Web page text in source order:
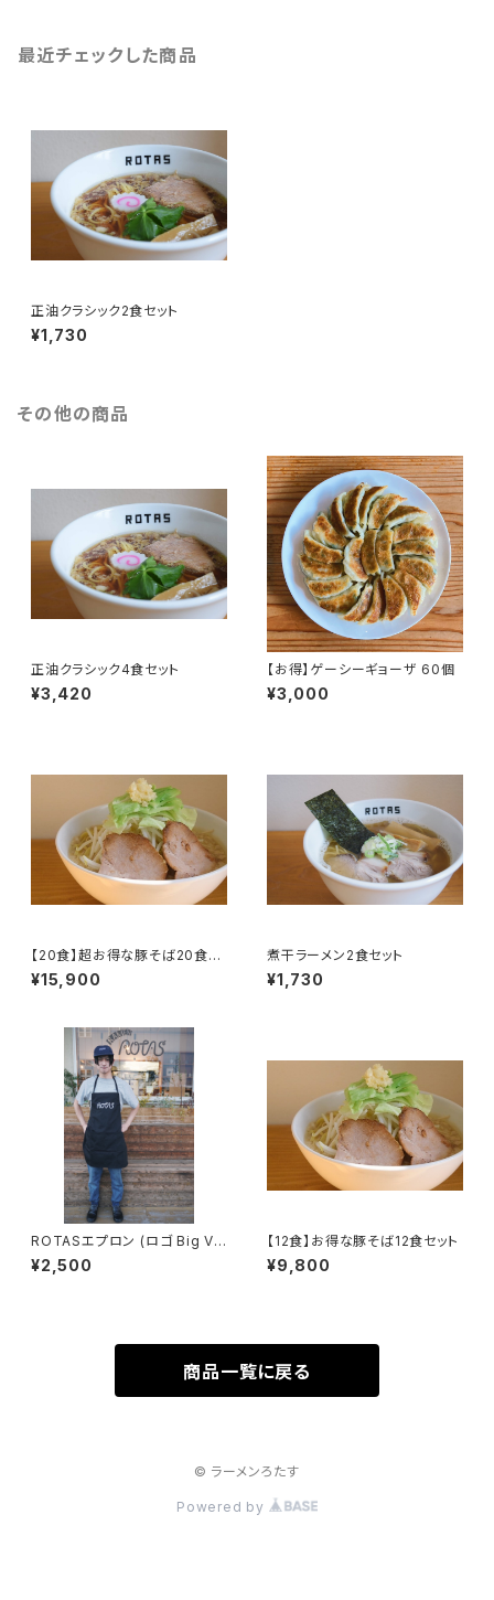
最近チェックした商品
正油クラシック2食セット
¥1,730
その他の商品
正油クラシック4食セット
¥3,420
【お得】ゲーシーギョーザ 60個
¥3,000
【20食】超お得な豚そば20食セ
ット
¥15,900
煮干ラーメン2食セット
¥1,730
ROTASエプロン (ロゴ Big Ve
r)
¥2,500
【12食】お得な豚そば12食セット
¥9,800
商品一覧に戻る
© ラーメンろたす
Powered by